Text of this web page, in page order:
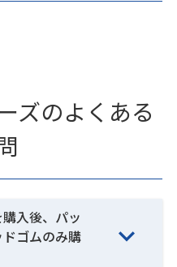
ズのよくある
入後、パッ
ゴムのみ購